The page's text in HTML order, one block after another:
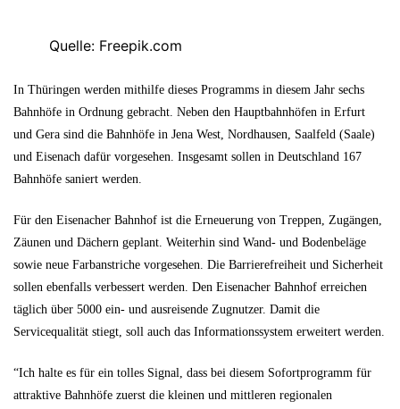
Quelle: Freepik.com
In Thüringen werden mithilfe dieses Programms in diesem Jahr sechs
Bahnhöfe in Ordnung gebracht. Neben den Hauptbahnhöfen in Erfurt
und Gera sind die Bahnhöfe in Jena West, Nordhausen, Saalfeld (Saale)
und Eisenach dafür vorgesehen. Insgesamt sollen in Deutschland 167
Bahnhöfe saniert werden.
Für den Eisenacher Bahnhof ist die Erneuerung von Treppen, Zugängen,
Zäunen und Dächern geplant. Weiterhin sind Wand- und Bodenbeläge
sowie neue Farbanstriche vorgesehen. Die Barrierefreiheit und Sicherheit
sollen ebenfalls verbessert werden. Den Eisenacher Bahnhof erreichen
täglich über 5000 ein- und ausreisende Zugnutzer. Damit die
Servicequalität stiegt, soll auch das Informationssystem erweitert werden.
“Ich halte es für ein tolles Signal, dass bei diesem Sofortprogramm für
attraktive Bahnhöfe zuerst die kleinen und mittleren regionalen